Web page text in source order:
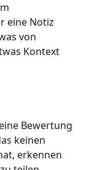
eine Notiz
von
Kontext
Bewertung
keinen
erkennen